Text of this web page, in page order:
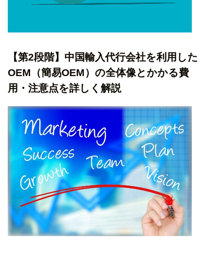
【第2段階】中国輸入代行会社を利用した
OEM（簡易OEM）の全体像とかかる費
用・注意点を詳しく解説